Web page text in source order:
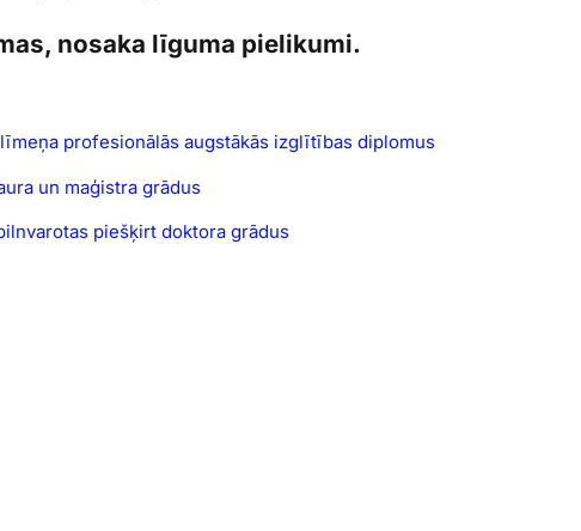
nosaka līguma pielikumi.
profesionālās augstākās izglītības diplomus
un maģistra grādus
piešķirt doktora grādus